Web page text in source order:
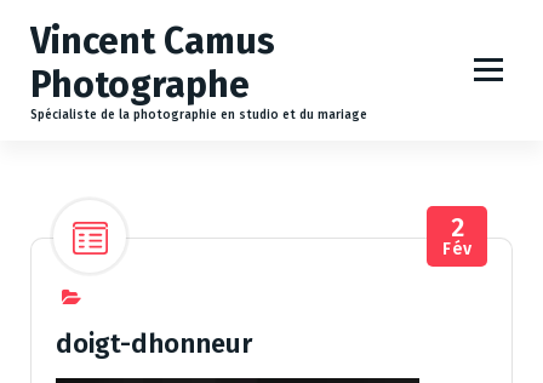
Vincent Camus
Photographe
Spécialiste de la photographie en studio et du mariage
2
Fév
doigt-dhonneur